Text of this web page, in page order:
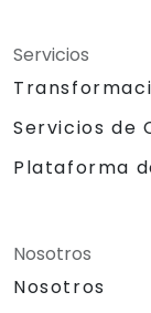
Servicios
Servicios de
Plataforma
Nosotros
Nosotros